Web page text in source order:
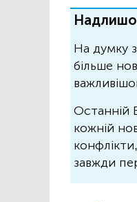
На думку
більше
Останній
кожній
завжди